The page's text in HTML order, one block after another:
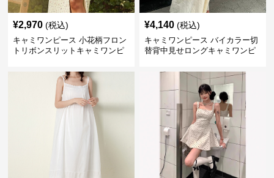
¥2,970 (税込)
キャミワンピース 小花柄フロン
トリボンスリットキャミワンピ
¥4,140 (税込)
キャミワンピース バイカラー切
替背中見せロングキャミワンピ